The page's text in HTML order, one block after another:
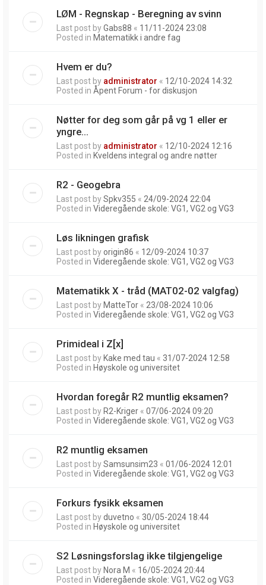
LØM - Regnskap - Beregning av svinn
Last post byGabs88 « 11/11-2024 23:08
Posted in Matematikk i andre fag
Hvem er du?
Last post by administrator « 12/10-2024 14:32
Posted in Åpent Forum - for diskusjon
Nøtter for deg som går på vg 1 eller er
yngre...
Last post by administrator « 12/10-2024 12:16
Posted in Kveldens integral og andre nøtter
R2 - Geogebra
Last post bySpkv355 « 24/09-2024 22:04
Posted in Videregående skole: VG1, VG2 og VG3
Løs likningen grafisk
Last post byorigin86 « 12/09-2024 10:37
Posted in Videregående skole: VG1, VG2 og VG3
Matematikk X - tråd (MAT02-02 valgfag)
Last post by MatteTor « 23/08-2024 10:06
Posted in Videregående skole: VG1, VG2 og VG3
Primideal i Z[x]
Last post by Kake med tau « 31/07-2024 12:58
Posted in Høyskole og universitet
Hvordan foregår R2 muntlig eksamen?
Last post by R2-Kriger « 07/06-2024 09:20
Posted in Videregående skole: VG1, VG2 og VG3
R2 muntlig eksamen
Last post bySamsunsim23 « 01/06-2024 12:01
Posted in Videregående skole: VG1, VG2 og VG3
Forkurs fysikk eksamen
Last post byduvetno « 30/05-2024 18:44
Posted in Høyskole og universitet
S2 Løsningsforslag ikke tilgjengelige
Last post by Nora M « 16/05-2024 20:44
Posted in Videregående skole: VG1, VG2 og VG3